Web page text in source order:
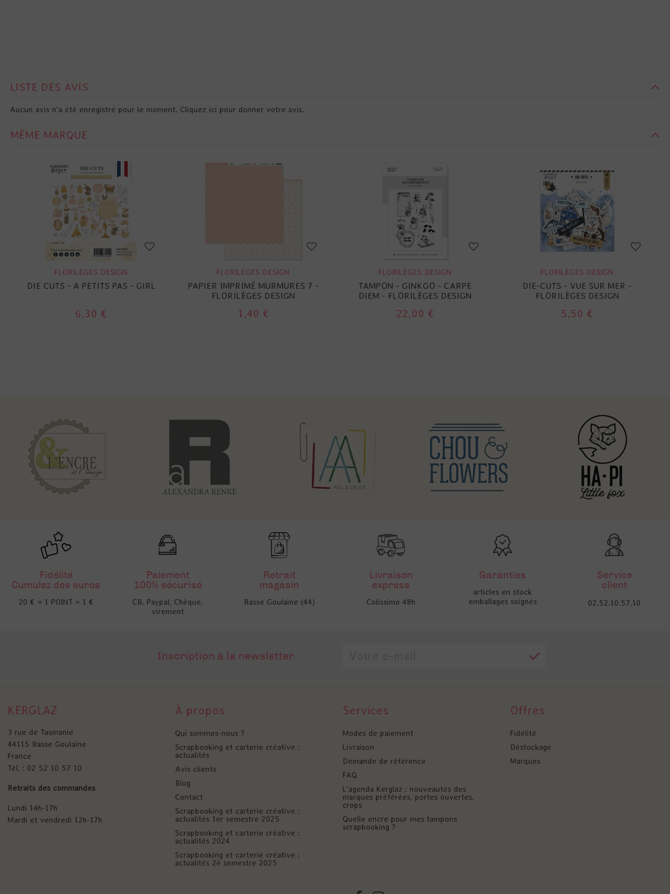
LISTE DES AVIS
Aucun avis n'a été enregistré pour le moment. Cliquez ici pour donner votre avis.
MÊME MARQUE
FLORILÈGES DESIGN
DIE CUTS - A PETITS PAS - GIRL
6,30 €
FLORILÈGES DESIGN
PAPIER IMPRIMÉ MURMURES 7 -
FLORILÈGES DESIGN
1,40 €
FLORILÈGES DESIGN
TAMPON - GINKGO - CARPE
DIEM - FLORILÈGES DESIGN
22,00 €
FLORILÈGES DESIGN
DIE-CUTS - VUE SUR MER -
FLORILÈGES DESIGN
5,50 €
Fidélité
Cumulez des euros
20 € = 1 POINT = 1 €
Paiement
100% sécurisé
CB, Paypal, Chèque,
virement
Retrait
magasin
Basse Goulaine (44)
Livraison
express
Colissimo 48h
Garanties
articles en stock
emballages soignés
Service
client
02.52.10.57.10
Inscription à la newsletter
KERGLAZ
3 rue de Tasmanie
44115 Basse Goulaine
France
Tél. : 02 52 10 57 10
Retraits des commandes
Lundi 14h-17h
Mardi et vendredi 12h-17h
À propos
Qui sommes-nous ?
Scrapbooking et carterie créative :
actualités
Avis clients
Blog
Contact
Scrapbooking et carterie créative :
actualités 1er semestre 2025
Scrapbooking et carterie créative :
actualités 2024
Scrapbooking et carterie créative :
actualités 2è semestre 2025
Services
Modes de paiement
Livraison
Demande de référence
FAQ
L'agenda Kerglaz : nouveautés des
marques préférées, portes ouvertes,
crops
Quelle encre pour mes tampons
scrapbooking ?
Offres
Fidélité
Déstockage
Marques